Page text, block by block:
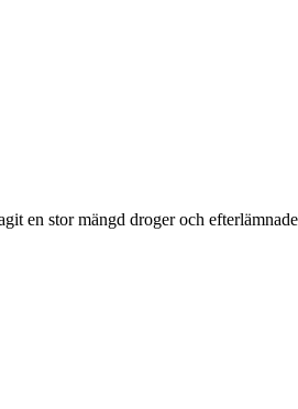
en stor mängd droger och efterlämnade